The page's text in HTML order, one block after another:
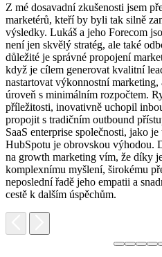
Z mé dosavadní zkušenosti jsem
marketérů, kteří by byli tak silně
výsledky. Lukáš a jeho Forecom
není jen skvělý stratég, ale také
důležité je správné propojení
když je cílem generovat kvalitní
nastartovat výkonnostní
úroveň s minimálním rozpočtem.
příležitosti, inovativně uchopil
propojit s tradičním outbound
SaaS enterprise společnosti, jako
HubSpotu je obrovskou výhodou.
na growth marketing vím, že díky
komplexnímu myšlení, širokému
neposlední řadě jeho empatii a
cestě k dalším úspěchům.